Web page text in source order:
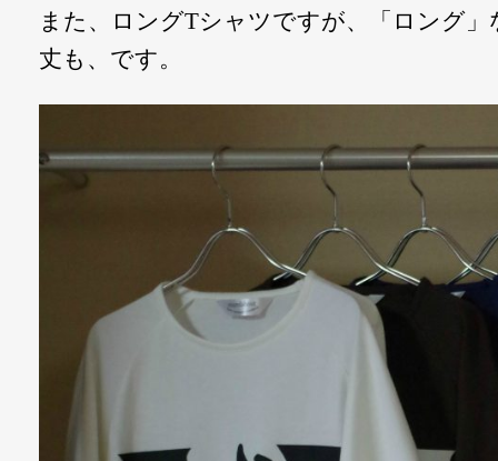
また、ロングTシャツですが、「ロング
丈も、です。